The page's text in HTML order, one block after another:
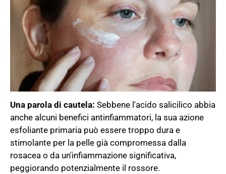
Una parola di cautela: Sebbene l'acido salicilico abbia
anche alcuni benefici antinfiammatori, la sua azione
esfoliante primaria può essere troppo dura e
stimolante per la pelle già compromessa dalla
rosacea o da un'infiammazione significativa,
peggiorando potenzialmente il rossore.